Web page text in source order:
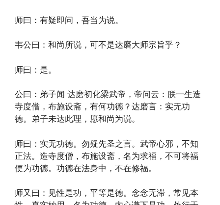
师曰：有疑即问，吾当为说。
韦公曰：和尚所说，可不是达磨大师宗旨乎？
师曰：是。
公曰：弟子闻 达磨初化梁武帝，帝问云：朕一生造
寺度僧，布施设斋，有何功德？达磨言：实无功
德。弟子未达此理，愿和尚为说。
师曰：实无功德。勿疑先圣之言。武帝心邪，不知
正法。造寺度僧，布施设斋，名为求福，不可将福
便为功德。功德在法身中，不在修福。
师又曰：见性是功，平等是德。念念无滞，常见本